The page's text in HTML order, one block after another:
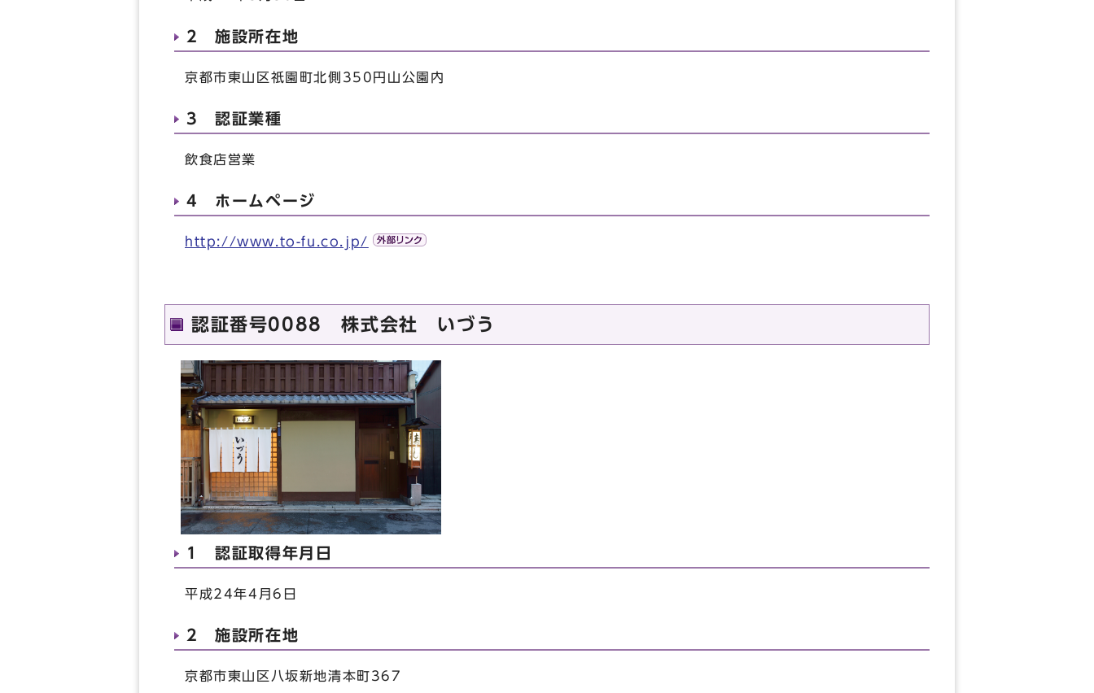
2 施設所在地
京都市東山区祇園町北側350円山公園内
3 認証業種
飲食店営業
4 ホームページ
http://www.to-fu.co.jp/
認証番号0088 株式会社 いづう
1 認証取得年月日
平成24年4月6日
2 施設所在地
京都市東山区八坂新地清本町367